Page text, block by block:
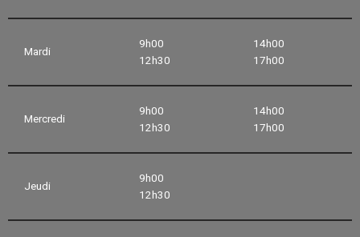
Mardi
9h00
12h30
14h00
17h00
Mercredi
9h00
12h30
14h00
17h00
Jeudi
9h00
12h30